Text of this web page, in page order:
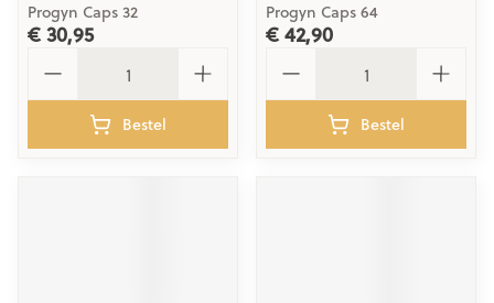
Progyn Caps 32
€ 30,95
Bestel
Progyn Caps 64
€ 42,90
Bestel